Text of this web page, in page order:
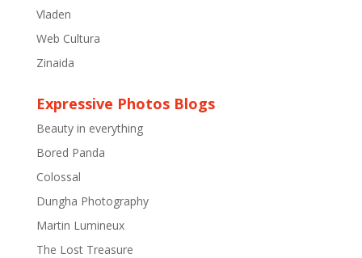
Vladen
Web Cultura
Zinaida
Expressive Photos Blogs
Beauty in everything
Bored Panda
Colossal
Dungha Photography
Martin Lumineux
The Lost Treasure